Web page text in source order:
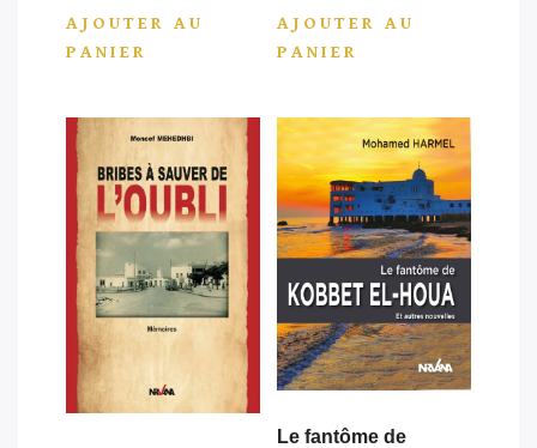
AJOUTER AU
PANIER
AJOUTER AU
PANIER
Le fantôme de